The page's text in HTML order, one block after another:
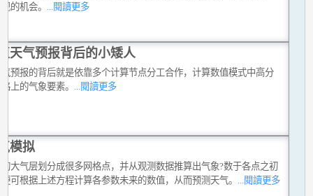
的机会。
...閱讀更多
天气预报背后的小矮人
预报的背后就是依靠多个计算节点分工合作，计算数值模式中高分
上的气象要素。
...閱讀更多
模拟
大气层划分成很多网格点，并从观测数据推算出气象?数于各点之初
可根据上述方程计算各参数未来的数值，从而预测天气。 ...閱讀更多